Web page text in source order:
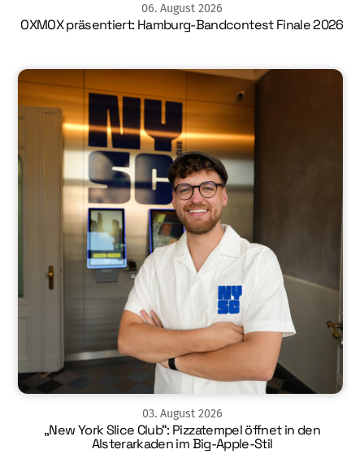
06. August 2026
OXMOX präsentiert: Hamburg-Bandcontest Finale 2026
03. August 2026
„New York Slice Club“: Pizzatempel öffnet in den
Alsterarkaden im Big-Apple-Stil